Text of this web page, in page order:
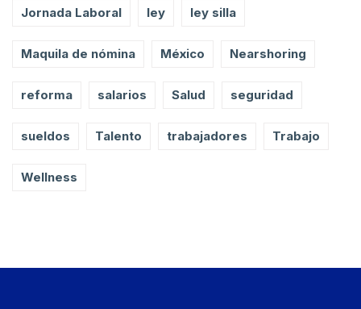
Jornada Laboral ley ley silla
Maquila de nómina México Nearshoring
reforma salarios Salud seguridad
sueldos Talento trabajadores Trabajo
Wellness